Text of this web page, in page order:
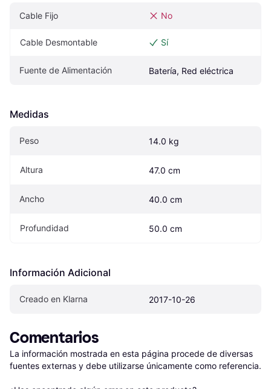
Cable Fijo No
Cable Desmontable Sí
Fuente de Alimentación Batería, Red eléctrica
Medidas
Peso 14.0 kg
Altura 47.0 cm
Ancho 40.0 cm
Profundidad 50.0 cm
Información Adicional
Creado en Klarna 2017-10-26
Comentarios
La información mostrada en esta página procede de diversas
fuentes externas y debe utilizarse únicamente como referencia.